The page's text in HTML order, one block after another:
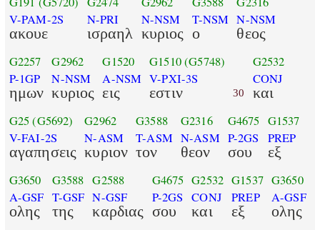
V-PAM-2S
ακουε
N-PRI
ισραηλ
N-NSM
κυριος
T-NSM
ο
N-NSM
θεος
G2257
P-1GP
ημων
G2962
N-NSM
κυριος
G1520
A-NSM
εις
G1510(G5748)
V-PXI-3S
εστιν 30
G2532
CONJ
και
G25(G5692)
V-FAI-2S
αγαπησεις
G2962
N-ASM
κυριον
G3588
T-ASM
τον
G2316
N-ASM
θεον
G4675
P-2GS
σου
G1537
PREP
εξ
G3650
A-GSF
ολης
G3588
T-GSF
της
G2588
N-GSF
καρδιας
G4675
P-2GS
σου
G2532
CONJ
και
G1537
PREP
εξ
G3650
A-GSF
ολης